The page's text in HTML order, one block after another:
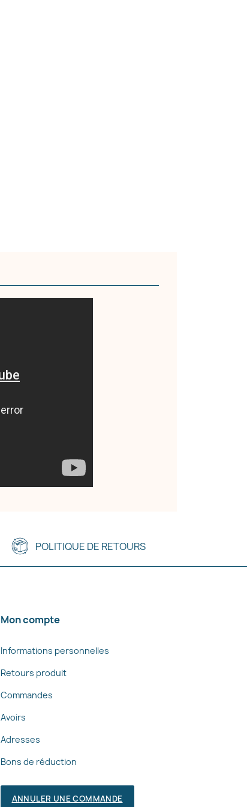
POLITIQUE DE RETOURS
Mon compte
Informations personnelles
Retours produit
Commandes
Avoirs
Adresses
Bons de réduction
ANNULER UNE COMMANDE